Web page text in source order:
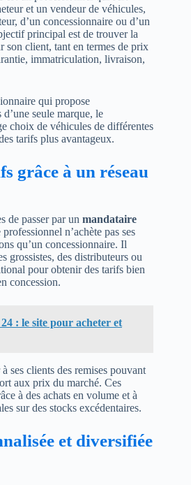
et un vendeur de véhicules,
d’un concessionnaire ou d’un
principal est de trouver la
son client, tant en termes de prix
immatriculation, livraison,
qui propose
seule marque, le
choix de véhicules de différentes
tarifs plus avantageux.
grâce à un réseau
de passer par un mandataire
n’achète pas ses
qu’un concessionnaire. Il
grossistes, des distributeurs ou
pour obtenir des tarifs bien
concession.
: le site pour acheter et
ses clients des remises pouvant
aux prix du marché. Ces
à des achats en volume et à
sur des stocks excédentaires.
et diversifiée